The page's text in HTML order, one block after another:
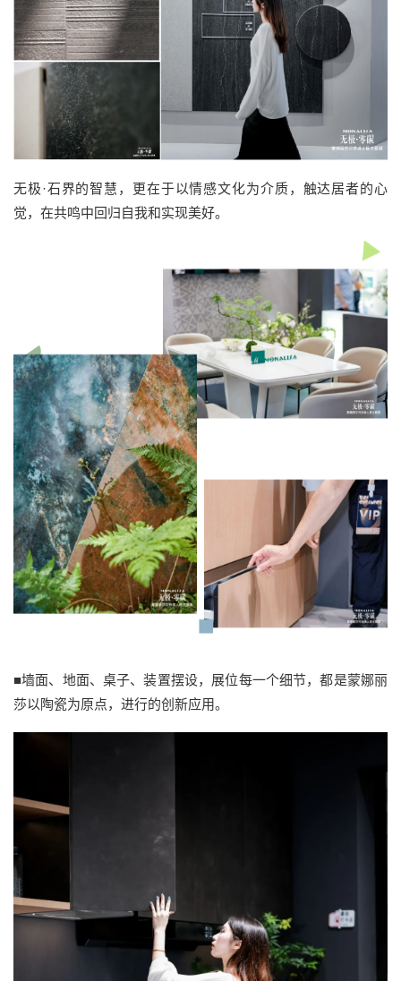
无极·石界的智慧，更在于以情感文化为介质，触达居者的心
觉，在共鸣中回归自我和实现美好。
■墙面、地面、桌子、装置摆设，展位每一个细节，都是蒙娜丽
莎以陶瓷为原点，进行的创新应用。